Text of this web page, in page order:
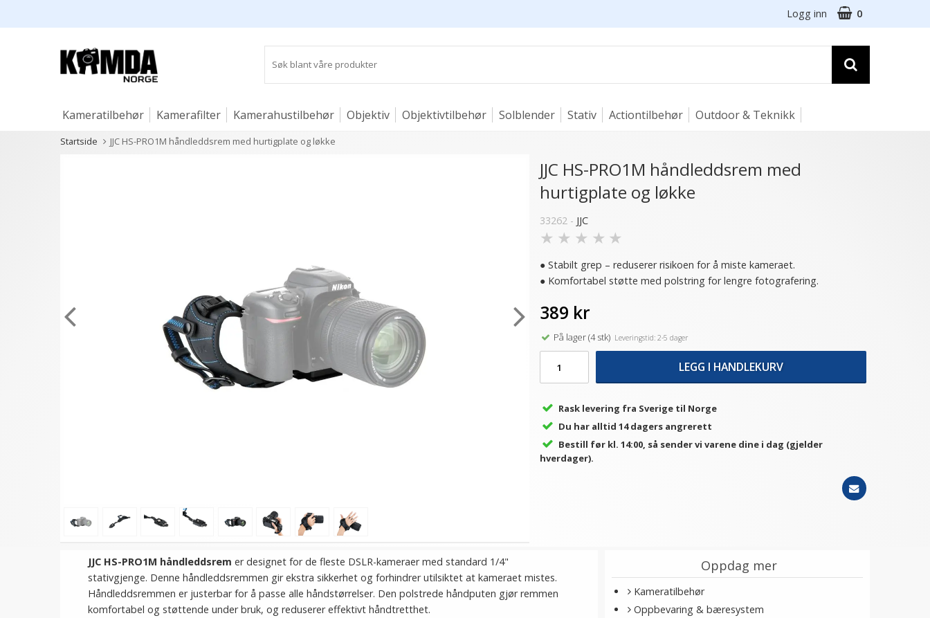
Logg inn 0
Kameratilbehør Kamerafilter Kamerahustilbehør Objektiv Objektivtilbehør Solblender Stativ Actiontilbehør Outdoor & Teknikk
Studio og lys
Startside JJC HS-PRO1M håndleddsrem med hurtigplate og løkke
JJC HS-PRO1M håndleddsrem med
hurtigplate og løkke
33262 - JJC
★ ★ ★ ★ ★
● Stabilt grep – reduserer risikoen for å miste kameraet.
● Komfortabel støtte med polstring for lengre fotografering.
389 kr
På lager (4 stk)Leveringstid: 2-5 dager
LEGG I HANDLEKURV
Rask levering fra Sverige til Norge
Du har alltid 14 dagers angrerett
Bestill før kl. 14:00, så sender vi varene dine i dag (gjelder
hverdager).
JJC HS-PRO1M håndleddsrem er designet for de fleste DSLR-kameraer med standard 1/4"
stativgjenge. Denne håndleddsremmen gir ekstra sikkerhet og forhindrer utilsiktet at kameraet mistes.
Håndleddsremmen er justerbar for å passe alle håndstørrelser. Den polstrede håndputen gjør remmen
komfortabel og støttende under bruk, og reduserer effektivt håndtretthet.
Oppdag mer
Kameratilbehør
Oppbevaring & bæresystem